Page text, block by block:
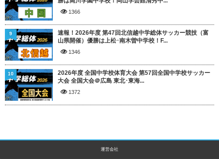
1366
速報！2026年度 第47回北信越中学総体サッカー競技（富
山県開催）優勝は上松･南木曽中学校！F...
1346
9
2026年度 全国中学校体育大会 第57回全国中学校サッカー
大会 全国大会＠広島 東北･東海...
1372
10
運営会社